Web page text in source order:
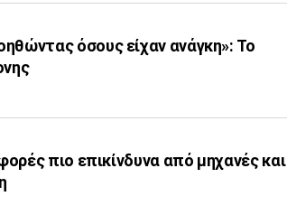
όσους είχαν ανάγκη»: Το
πιο επικίνδυνα από μηχανές και